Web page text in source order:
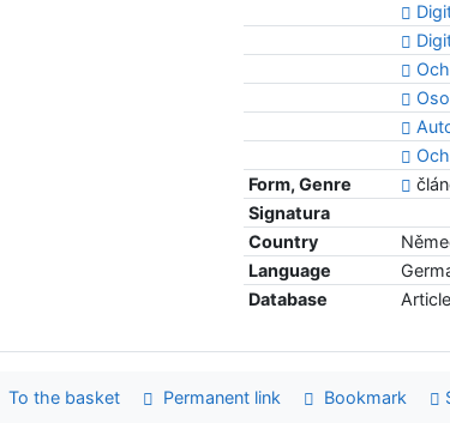
Form, Genre
Signatura
Country
Language
Database
To the basket Permanent link Bookmark